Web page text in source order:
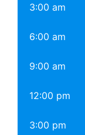
3:00 am
6:00 am
9:00 am
12:00 pm
3:00 pm